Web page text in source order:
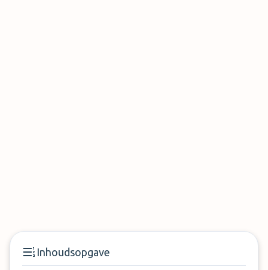
Inhoudsopgave